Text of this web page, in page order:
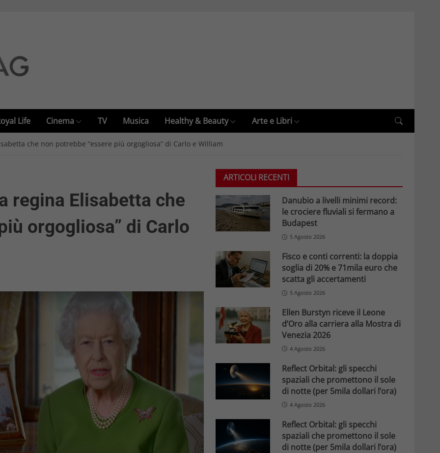
Life Cinema TV Musica Healthy & Beauty Arte e Libri
che non potrebbe “essere più orgogliosa” di Carlo e William
regina Elisabetta che
orgogliosa” di Carlo
ARTICOLI RECENTI
Danubio a livelli minimi record:
le crociere fluviali si fermano a
Budapest
5 Agosto 2026
Fisco e conti correnti: la doppia
soglia di 20% e 71mila euro che
scatta gli accertamenti
5 Agosto 2026
Ellen Burstyn riceve il Leone
d’Oro alla carriera alla Mostra di
Venezia 2026
4 Agosto 2026
Reflect Orbital: gli specchi
spaziali che promettono il sole
di notte (per 5mila dollari l’ora)
4 Agosto 2026
Reflect Orbital: gli specchi
spaziali che promettono il sole
di notte (per 5mila dollari l’ora)